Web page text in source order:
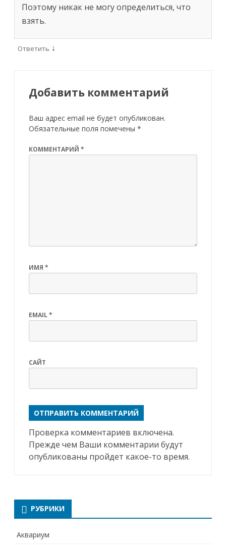
Поэтому никак не могу определиться, что
взять.
Ответить ↓
Добавить комментарий
Ваш адрес email не будет опубликован.
Обязательные поля помечены *
КОММЕНТАРИЙ *
ИМЯ *
EMAIL*
САЙТ
Проверка комментариев включена.
Прежде чем Ваши комментарии будут
опубликованы пройдет какое-то время.
РУБРИКИ
Аквариум